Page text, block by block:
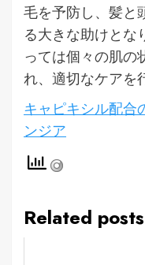
毛を予防し、髪と
る大きな助けとな
っては個々の肌の
れ、適切なケアを
キャピキシル配
ンジア
Related